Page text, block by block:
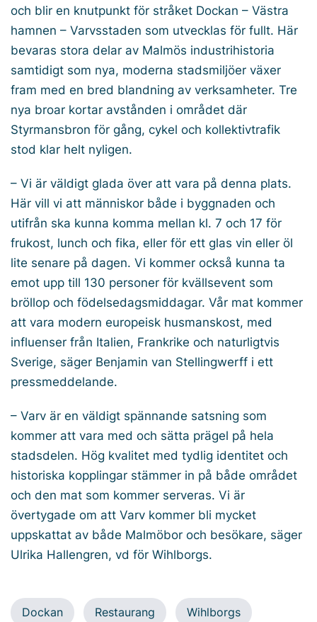
och blir en knutpunkt för stråket Dockan – Västra
hamnen – Varvsstaden som utvecklas för fullt. Här
bevaras stora delar av Malmös industrihistoria
samtidigt som nya, moderna stadsmiljöer växer
fram med en bred blandning av verksamheter. Tre
nya broar kortar avstånden i området där
Styrmansbron för gång, cykel och kollektivtrafik
stod klar helt nyligen.
– Vi är väldigt glada över att vara på denna plats.
Här vill vi att människor både i byggnaden och
utifrån ska kunna komma mellan kl. 7 och 17 för
frukost, lunch och fika, eller för ett glas vin eller öl
lite senare på dagen. Vi kommer också kunna ta
emot upp till 130 personer för kvällsevent som
bröllop och födelsedagsmiddagar. Vår mat kommer
att vara modern europeisk husmanskost, med
influenser från Italien, Frankrike och naturligtvis
Sverige, säger Benjamin van Stellingwerff i ett
pressmeddelande.
– Varv är en väldigt spännande satsning som
kommer att vara med och sätta prägel på hela
stadsdelen. Hög kvalitet med tydlig identitet och
historiska kopplingar stämmer in på både området
och den mat som kommer serveras. Vi är
övertygade om att Varv kommer bli mycket
uppskattat av både Malmöbor och besökare, säger
Ulrika Hallengren, vd för Wihlborgs.
Dockan Restaurang Wihlborgs